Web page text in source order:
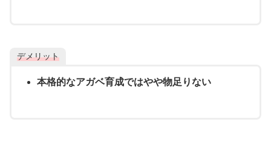
デメリット
本格的なアガベ育成ではやや物足りない